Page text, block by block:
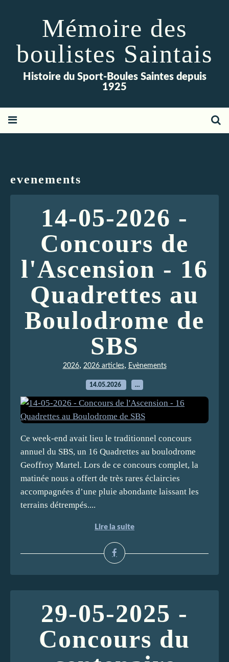
Mémoire des
boulistes Saintais
Histoire du Sport-Boules Saintes depuis
1925
evenements
14-05-2026 -
Concours de
l'Ascension - 16
Quadrettes au
Boulodrome de
SBS
2026, 2026 articles, Evènements
14.05.2026 …
Ce week-end avait lieu le traditionnel concours
annuel du SBS, un 16 Quadrettes au boulodrome
Geoffroy Martel. Lors de ce concours complet, la
matinée nous a offert de très rares éclaircies
accompagnées d’une pluie abondante laissant les
terrains détrempés....
Lire la suite
29-05-2025 -
Concours du